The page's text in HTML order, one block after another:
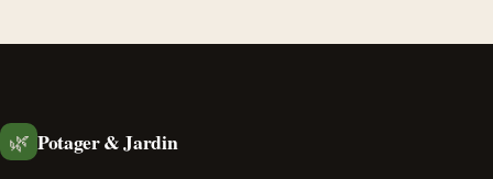
🌿 Potager & Jardin